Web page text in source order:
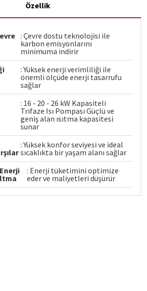
Özellik
: Çevre dostu teknolojisi ile
karbon emisyonlarını
minimuma indirir
: Yüksek enerji verimliliği ile
önemli ölçüde enerji tasarrufu
sağlar
: 16 - 20 - 26 kW Kapasiteli
Trifaze Isı Pompası Güçlü ve
geniş alan ısıtma kapasitesi
sunar
: Yüksek konfor seviyesi ve ideal
sıcaklıkta bir yaşam alanı sağlar
: Enerji tüketimini optimize
eder ve maliyetleri düşürür